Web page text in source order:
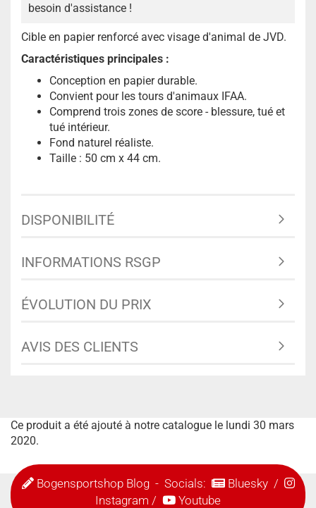
besoin d'assistance !
Cible en papier renforcé avec visage d'animal de JVD.
Caractéristiques principales :
Conception en papier durable.
Convient pour les tours d'animaux IFAA.
Comprend trois zones de score - blessure, tué et
tué intérieur.
Fond naturel réaliste.
Taille : 50 cm x 44 cm.
DISPONIBILITÉ
INFORMATIONS RSGP
ÉVOLUTION DU PRIX
AVIS DES CLIENTS
Ce produit a été ajouté à notre catalogue le lundi 30 mars
2020.
Bogensportshop Blog- Socials: Bluesky/
Instagram / Youtube